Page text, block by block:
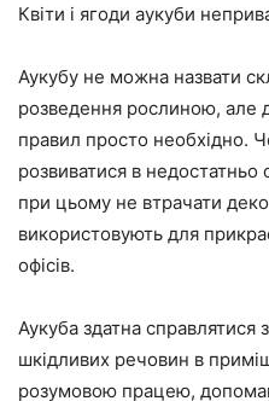
Квіти і ягоди аукуби
Аукубу не можна назвати
розведення рослиною, але
правил просто необхідно.
розвиватися в недостатньо
при цьому не втрачати
використовують для
офісів.
Аукуба здатна справлятися
шкідливих речовин в
розумовою працею,